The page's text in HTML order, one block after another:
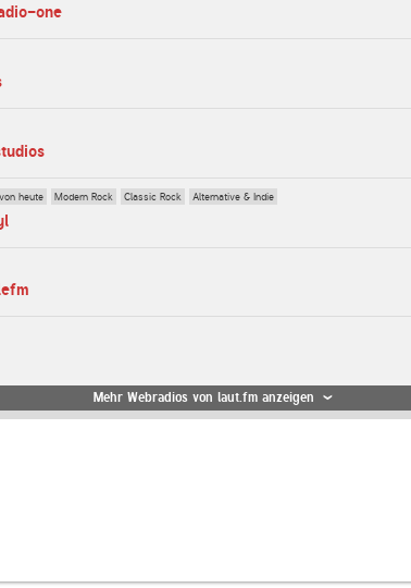
one
heute Modern Rock Classic Rock Alternative & Indie
Mehr Webradios von laut.fm anzeigen